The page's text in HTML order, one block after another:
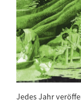
Jedes Jahr